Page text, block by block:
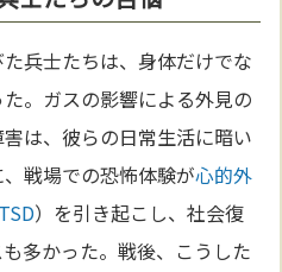
兵士たちは、身体だけでな
。ガスの影響による外見の
は、彼らの日常生活に暗い
戦場での恐怖体験が心的外
）を引き起こし、社会復
多かった。戦後、こうした